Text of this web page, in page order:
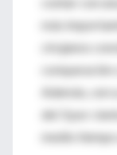
más
cirujanos
Además,
del 3 por
medio tiempo